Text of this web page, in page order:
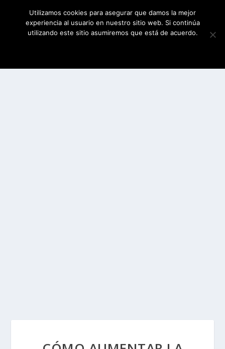
Utilizamos cookies para asegurar que damos la mejor
experiencia al usuario en nuestro sitio web. Si continúa
utilizando este sitio asumiremos que está de acuerdo.